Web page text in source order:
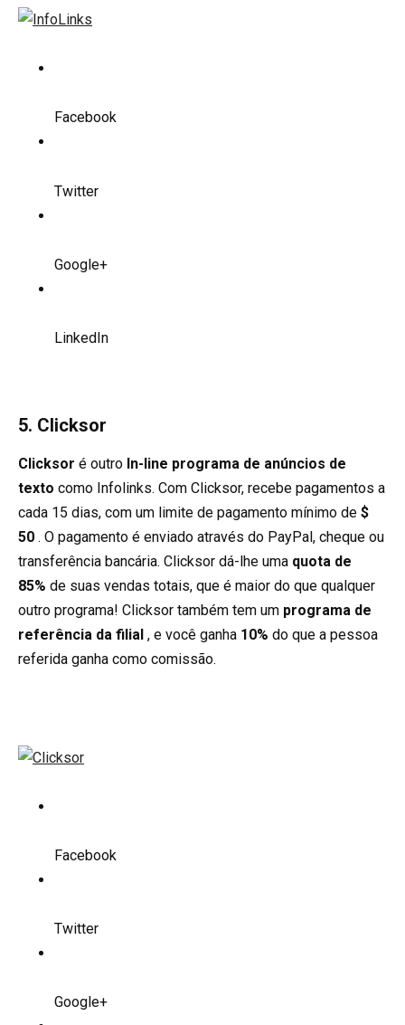
Facebook
Twitter
Google+
LinkedIn
5. Clicksor
Clicksor é outro In-line programa de anúncios de
texto como Infolinks. Com Clicksor, recebe pagamentos a
cada 15 dias, com um limite de pagamento mínimo de $
50 . O pagamento é enviado através do PayPal, cheque ou
transferência bancária. Clicksor dá-lhe uma quota de
85% de suas vendas totais, que é maior do que qualquer
outro programa! Clicksor também tem um programa de
referência da filial , e você ganha 10% do que a pessoa
referida ganha como comissão.
Facebook
Twitter
Google+